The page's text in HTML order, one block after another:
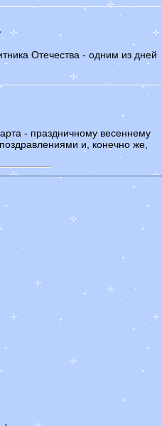
Отечества - одним из дней
- праздничному весеннему
и, конечно же,